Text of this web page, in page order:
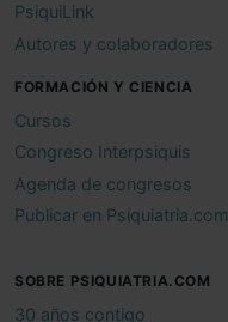
PsiquiLink
Autores y colaboradores
FORMACIÓN Y CIENCIA
Cursos
Congreso Interpsiquis
Agenda de congresos
Publicar en Psiquiatria.com
SOBRE PSIQUIATRIA.COM
30 años contigo